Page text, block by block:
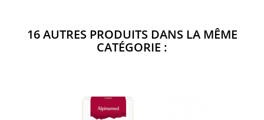
16 AUTRES PRODUITS DANS LA MÊME
CATÉGORIE :